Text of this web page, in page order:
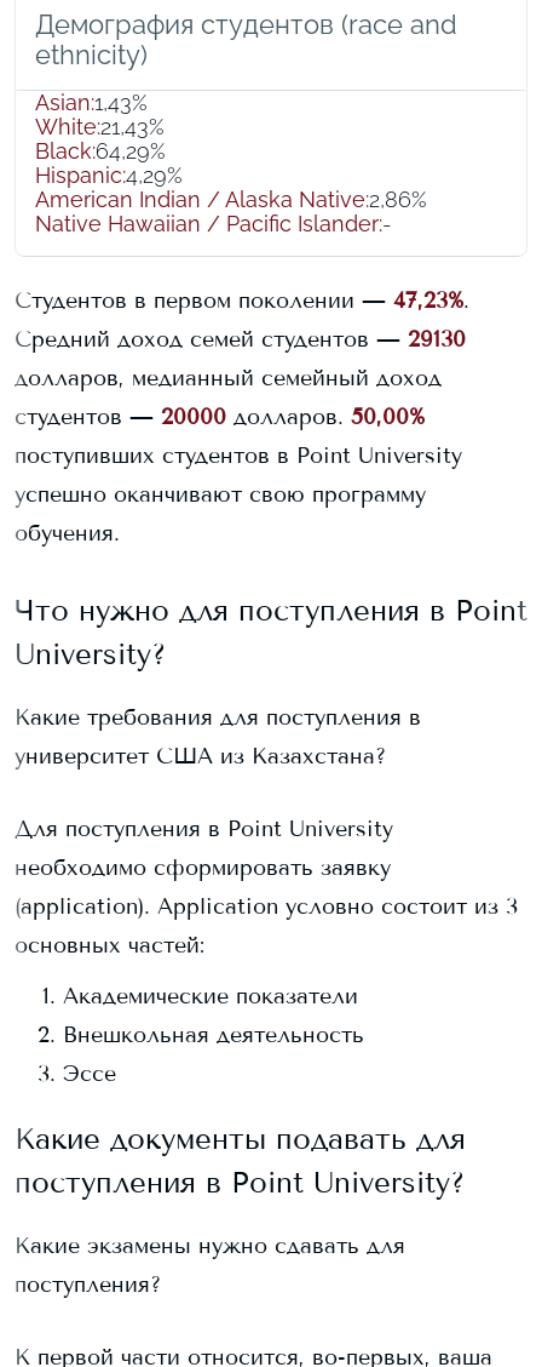
Демография студентов (race and
ethnicity)
Asian:1,43%
White:21,43%
Black:64,29%
Hispanic:4,29%
American Indian / Alaska Native:2,86%
Native Hawaiian / Pacific Islander:-
Студентов в первом поколении — 47,23%.
Средний доход семей студентов — 29130
долларов, медианный семейный доход
студентов — 20000 долларов. 50,00%
поступивших студентов в Point University
успешно оканчивают свою программу
обучения.
Что нужно для поступления в Point
University?
Какие требования для поступления в
университет США из Казахстана?
Для поступления в Point University
необходимо сформировать заявку
(application). Application условно состоит из 3
основных частей:
Академические показатели
Внешкольная деятельность
Эссе
Какие документы подавать для
поступления в Point University?
Какие экзамены нужно сдавать для
поступления?
К первой части относится, во-первых, ваша